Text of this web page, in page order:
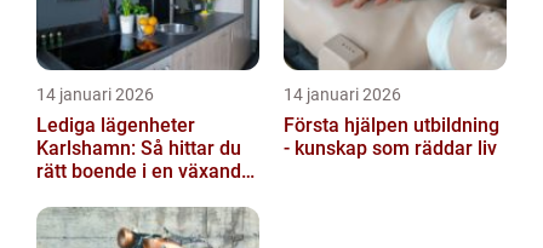
14 januari 2026
Lediga lägenheter
Karlshamn: Så hittar du
rätt boende i en växande
14 januari 2026
Första hjälpen utbildning
- kunskap som räddar liv